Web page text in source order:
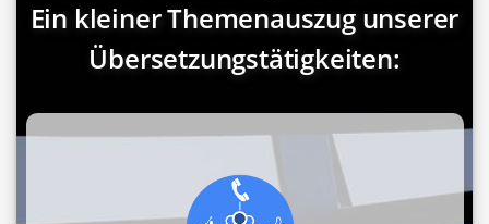
Ein kleiner Themenauszug unserer
Übersetzungstätigkeiten: